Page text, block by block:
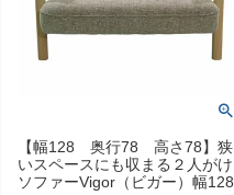
【幅128 奥行78 高さ78】狭
いスペースにも収まる２人がけ
ソファーVigor（ビガー）幅128